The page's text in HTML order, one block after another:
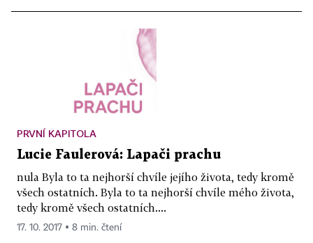
PRVNÍ KAPITOLA
Lucie Faulerová: Lapači prachu
nula Byla to ta nejhorší chvíle jejího života, tedy kromě
všech ostatních. Byla to ta nejhorší chvíle mého života,
tedy kromě všech ostatních....
17. 10. 2017 ▪ 8 min. čtení